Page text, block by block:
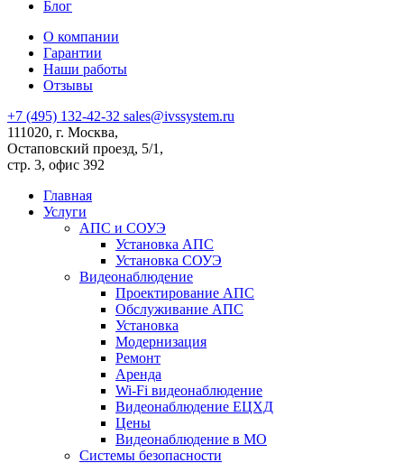
Блог
О компании
Гарантии
Наши работы
Отзывы
+7 (495) 132-42-32 sales@ivssystem.ru
111020, г. Москва,
Остаповский проезд, 5/1,
стр. 3, офис 392
Главная
Услуги
АПС и СОУЭ
Установка АПС
Установка СОУЭ
Видеонаблюдение
Проектирование АПС
Обслуживание АПС
Установка
Модернизация
Ремонт
Аренда
Wi-Fi видеонаблюдение
Видеонаблюдение ЕЦХД
Цены
Видеонаблюдение в МО
Системы безопасности